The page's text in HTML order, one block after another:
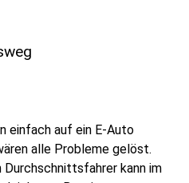
einfach auf ein E-Auto
alle Probleme gelöst.
Durchschnittsfahrer kann im